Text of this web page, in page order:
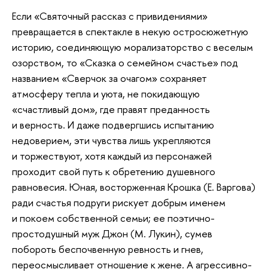
Если «Святочный рассказ с привидениями»
превращается в спектакле в некую остросюжетную
историю, соединяющую морализаторство с веселым
озорством, то «Сказка о семейном счастье» под
названием «Сверчок за очагом» сохраняет
атмосферу тепла и уюта, не покидающую
«счастливый дом», где правят преданность
и верность. И даже подвергшись испытанию
недоверием, эти чувства лишь укрепляются
и торжествуют, хотя каждый из персонажей
проходит свой путь к обретению душевного
равновесия. Юная, восторженная Крошка (Е. Варгова)
ради счастья подруги рискует добрым именем
и покоем собственной семьи; ее поэтично-
простодушный муж Джон (М. Лукин), сумев
побороть беспочвенную ревность и гнев,
переосмысливает отношение к жене. А агрессивно-